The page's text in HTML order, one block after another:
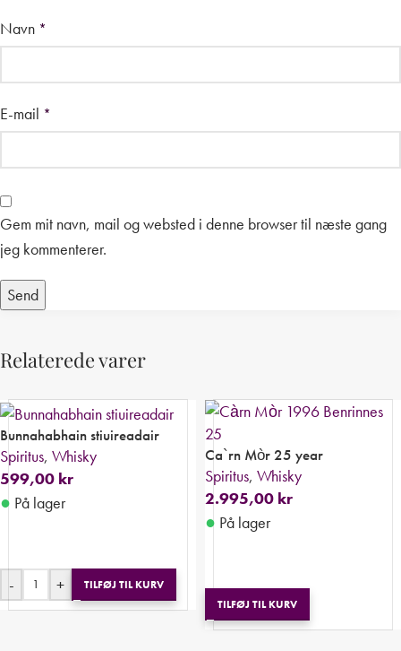
Navn *
E-mail *
Gem mit navn, mail og websted i denne browser til næste gang
jeg kommenterer.
Relaterede varer
Bunnahabhain stiuireadair
Spiritus, Whisky
599,00 kr
● På lager
- + TILFØJ TIL KURV
Ca`rn Mòr 25 year
Spiritus, Whisky
2.995,00 kr
● På lager
TILFØJ TIL KURV